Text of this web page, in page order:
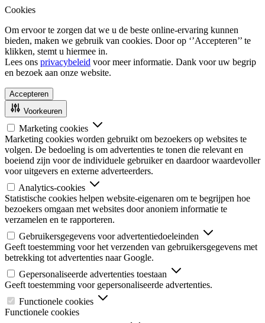
Cookies
Om ervoor te zorgen dat we u de beste online-ervaring kunnen
bieden, maken we gebruik van cookies. Door op ‘’Accepteren’’ te
klikken, stemt u hiermee in.
Lees ons privacybeleid voor meer informatie. Dank voor uw begrip
en bezoek aan onze website.
Accepteren
Voorkeuren
Marketing cookies
Marketing cookies worden gebruikt om bezoekers op websites te
volgen. De bedoeling is om advertenties te tonen die relevant en
boeiend zijn voor de individuele gebruiker en daardoor waardevoller
voor uitgevers en externe adverteerders.
Analytics-cookies
Statistische cookies helpen website-eigenaren om te begrijpen hoe
bezoekers omgaan met websites door anoniem informatie te
verzamelen en te rapporteren.
Gebruikersgegevens voor advertentiedoeleinden
Geeft toestemming voor het verzenden van gebruikersgegevens met
betrekking tot advertenties naar Google.
Gepersonaliseerde advertenties toestaan
Geeft toestemming voor gepersonaliseerde advertenties.
Functionele cookies
Functionele cookies